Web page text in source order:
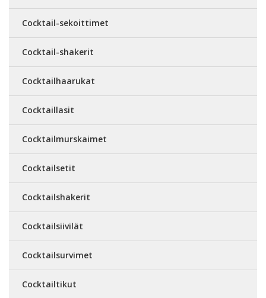
Cocktail-sekoittimet
Cocktail-shakerit
Cocktailhaarukat
Cocktaillasit
Cocktailmurskaimet
Cocktailsetit
Cocktailshakerit
Cocktailsiivilät
Cocktailsurvimet
Cocktailtikut